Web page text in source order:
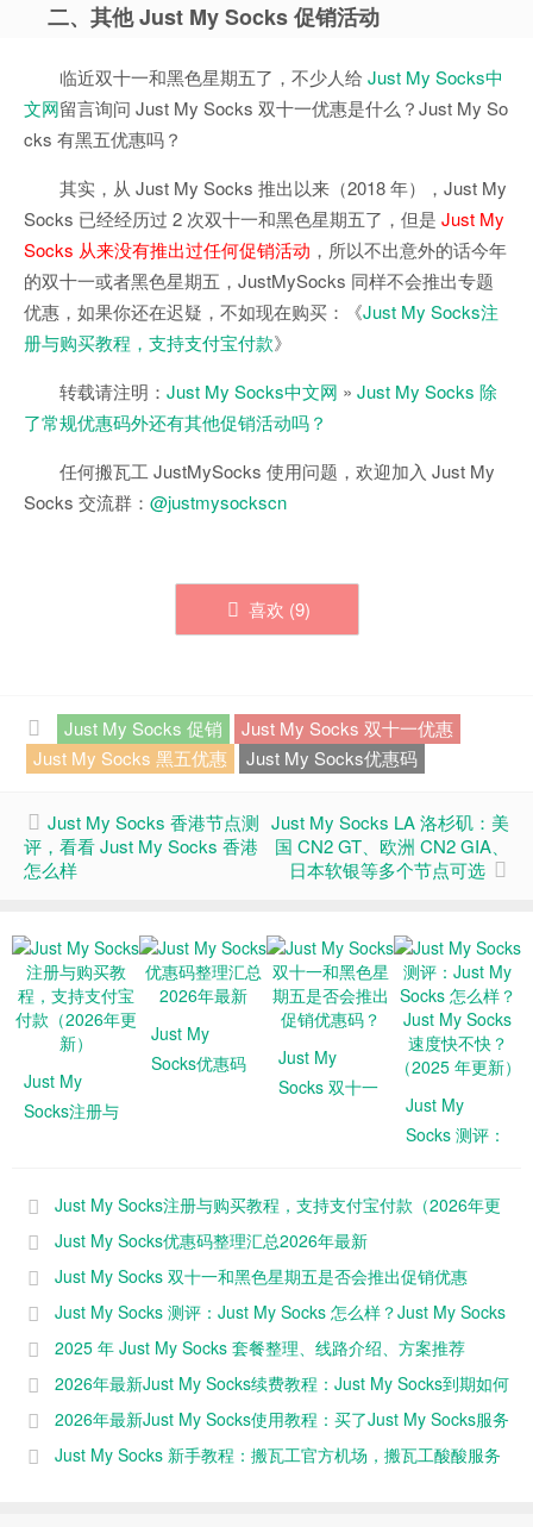
二、其他 Just My Socks 促销活动
临近双十一和黑色星期五了，不少人给 Just My Socks中
文网留言询问 Just My Socks 双十一优惠是什么？Just My So
cks 有黑五优惠吗？
其实，从 Just My Socks 推出以来（2018 年），Just My
Socks 已经经历过 2 次双十一和黑色星期五了，但是 Just My
Socks 从来没有推出过任何促销活动 ，所以不出意外的话今年
的双十一或者黑色星期五，JustMySocks 同样不会推出专题
优惠，如果你还在迟疑，不如现在购买：《Just My Socks注
册与购买教程，支持支付宝付款》
转载请注明： Just My Socks中文网 » Just My Socks 除
了常规优惠码外还有其他促销活动吗？
任何搬瓦工 JustMySocks 使用问题，欢迎加入 Just My
Socks 交流群： @justmysockscn
喜欢 (9)
Just My Socks 促销
Just My Socks 双十一优惠
Just My Socks 黑五优惠
Just My Socks优惠码
Just My Socks 香港节点测
评，看看 Just My Socks 香港
怎么样
Just My Socks LA 洛杉矶：美
国 CN2 GT、欧洲 CN2 GIA、
日本软银等多个节点可选
Just My
Socks注册与
（2026年更
新）
Just My
Socks优惠码
Just My
Socks 双十一
Just My
Socks 测评：
Socks 怎么
不快？
（2025 年更
新）
Just My Socks注册与购买教程，支持支付宝付款（2026年更
新）Just My Socks优惠码整理汇总2026年最新
Just My Socks 双十一和黑色星期五是否会推出促销优惠
码？Just My Socks 测评：Just My Socks 怎么样？Just My Socks
速度快不快？（2025 年更新）
2025 年 Just My Socks 套餐整理、线路介绍、方案推荐
2026年最新Just My Socks续费教程：Just My Socks到期如何
续费2026年最新Just My Socks使用教程：买了Just My Socks服务
后怎么使用？
Just My Socks 新手教程：搬瓦工官方机场，搬瓦工酸酸服务